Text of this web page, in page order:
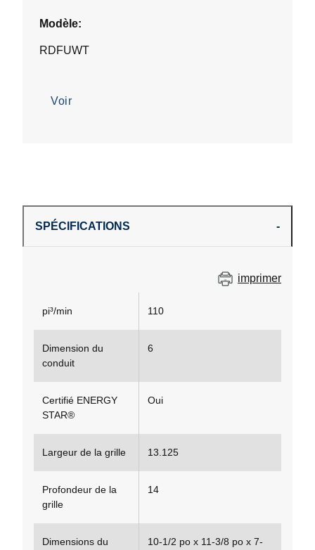
Modèle:
RDFUWT
Voir
SPÉCIFICATIONS
imprimer
pi³/min 110
Dimension du
conduit
6
Certifié ENERGY
STAR®
Oui
Largeur de la grille 13.125
Profondeur de la
grille
14
Dimensions du
10-1/2 po x 11-3/8 po x 7-